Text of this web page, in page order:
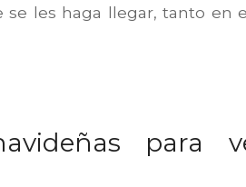
se les haga llegar, tanto en
para